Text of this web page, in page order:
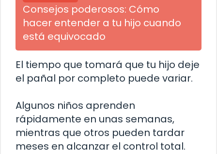
Consejos poderosos: Cómo
hacer entender a tu hijo cuando
está equivocado
El tiempo que tomará que tu hijo deje
el pañal por completo puede variar.
Algunos niños aprenden
rápidamente en unas semanas,
mientras que otros pueden tardar
meses en alcanzar el control total.